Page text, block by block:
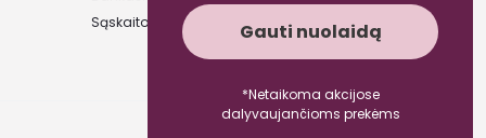
Sąskaitos Nr.: LT89 3500 0100 0165 5773
Gauti nuolaidą
*Netaikoma akcijose
dalyvaujančioms prekėms